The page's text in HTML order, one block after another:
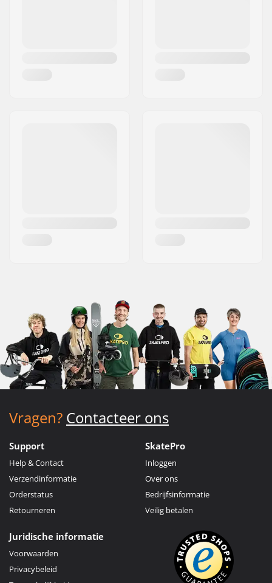
Vragen? Contacteer ons
Support
Help & Contact
Verzendinformatie
Orderstatus
Retourneren
SkatePro
Inloggen
Over ons
Bedrijfsinformatie
Veilig betalen
Juridische informatie
Voorwaarden
Privacybeleid